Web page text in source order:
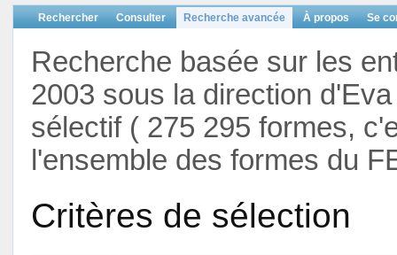
Rechercher Consulter Recherche avancée À propos Se
Recherche basée sur les
2003 sous la direction
sélectif ( 275 295 formes,
l'ensemble des formes du
Critères de sélection